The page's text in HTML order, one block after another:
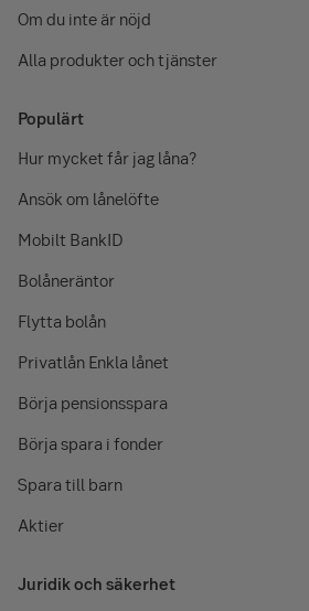
Om du inte är nöjd
Alla produkter och tjänster
Populärt
Hur mycket får jag låna?
Ansök om lånelöfte
Mobilt BankID
Bolåneräntor
Flytta bolån
Privatlån Enkla lånet
Börja pensionsspara
Börja spara i fonder
Spara till barn
Aktier
Juridik och säkerhet